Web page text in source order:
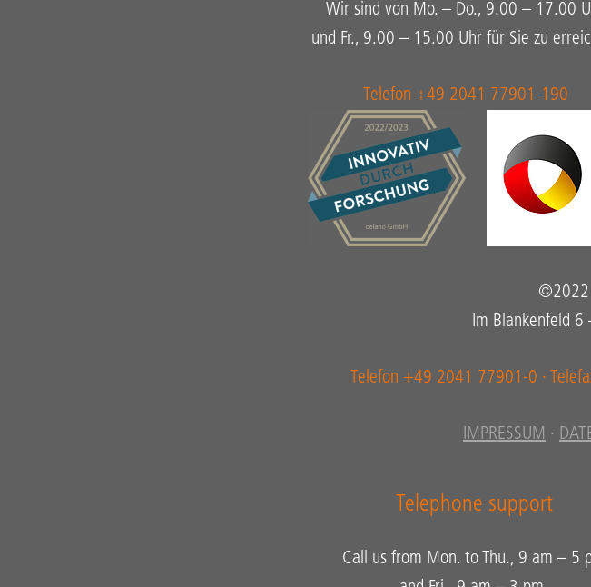
Wir sind von Mo. – Do., 9.00 – 17.00
und Fr., 9.00 – 15.00 Uhr für Sie zu
Telefon +49 2041 77901-190
©2022
Im Blankenfeld
Telefon +49 2041 77901-0 ·
IMPRESSUM ·
Telephone support
Call us from Mon. to Thu., 9 am – 5